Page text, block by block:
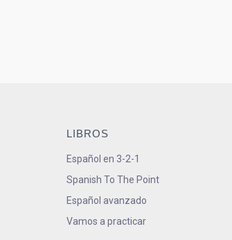
LIBROS
Español en 3-2-1
Spanish To The Point
Español avanzado
Vamos a practicar